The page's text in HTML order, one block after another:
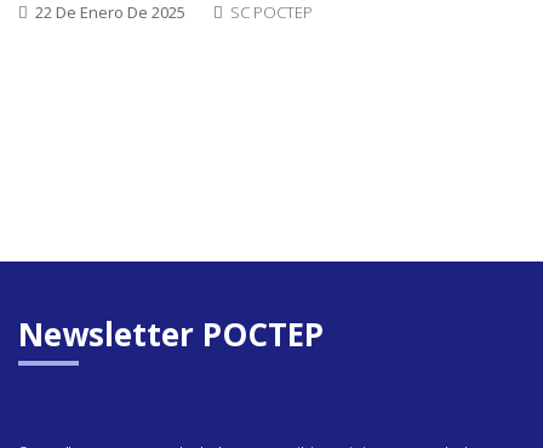
22 De Enero De 2025 SC POCTEP
Newsletter POCTEP